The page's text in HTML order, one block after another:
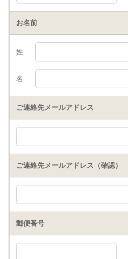
お名前
姓
名
ご連絡先メールアドレス
ご連絡先メールアドレス（確認）
郵便番号